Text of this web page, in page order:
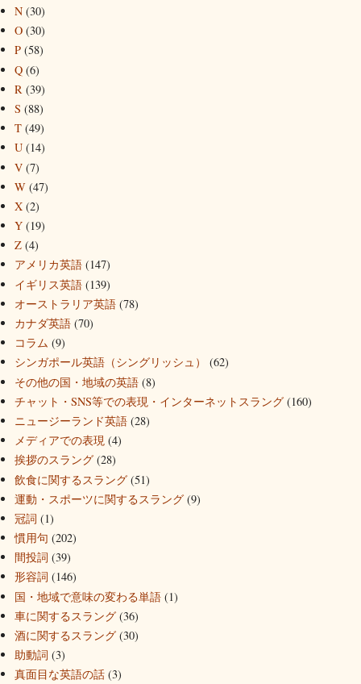
N (30)
O (30)
P (58)
Q (6)
R (39)
S (88)
T (49)
U (14)
V (7)
W (47)
X (2)
Y (19)
Z (4)
アメリカ英語 (147)
イギリス英語 (139)
オーストラリア英語 (78)
カナダ英語 (70)
コラム (9)
シンガポール英語（シングリッシュ）
(62)
その他の国・地域の英語 (8)
チャット・SNS等での表現・インターネットスラング (160)
ニュージーランド英語 (28)
メディアでの表現 (4)
挨拶のスラング (28)
飲食に関するスラング (51)
運動・スポーツに関するスラング (9)
冠詞 (1)
慣用句 (202)
間投詞 (39)
形容詞 (146)
国・地域で意味の変わる単語 (1)
車に関するスラング (36)
酒に関するスラング (30)
助動詞 (3)
真面目な英語の話 (3)